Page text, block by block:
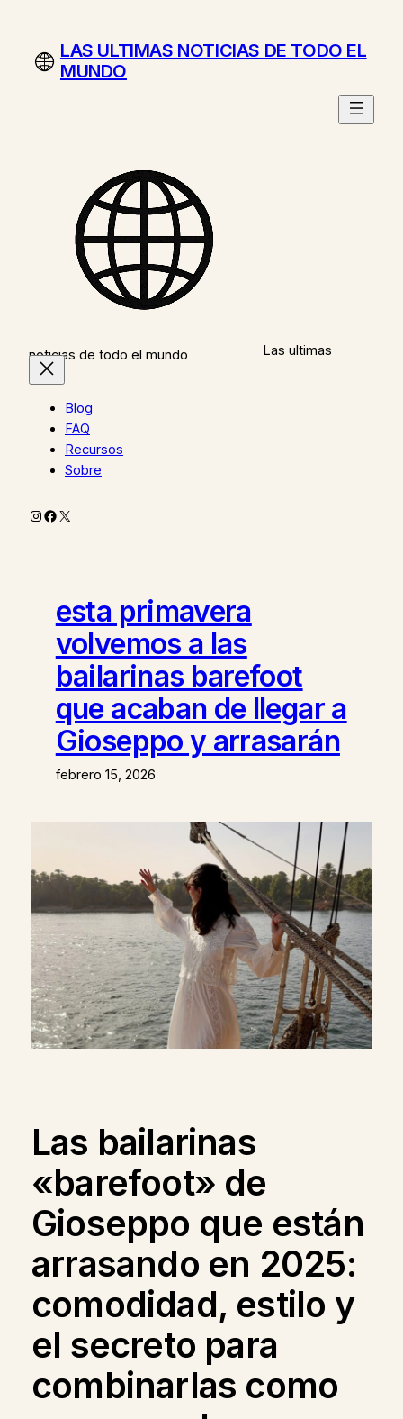
contenidoLAS ULTIMAS NOTICIAS DE TODO EL
MUNDO
Las ultimas
noticias de todo el mundo
Blog
FAQ
Recursos
Sobre
Instagram
Facebook
X
esta primavera
volvemos a las
bailarinas barefoot
que acaban de llegar a
Gioseppo y arrasarán
febrero 15, 2026
Las bailarinas
«barefoot» de
Gioseppo que están
arrasando en 2025:
comodidad, estilo y
el secreto para
combinarlas como